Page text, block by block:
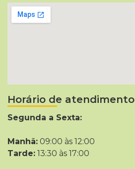
Horário de atendimento
Segunda a Sexta:
Manhã: 09:00 às 12:00
Tarde: 13:30 às 17:00